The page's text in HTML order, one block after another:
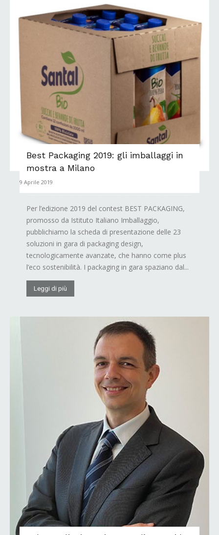
Best Packaging 2019: gli imballaggi in
mostra a Milano
9 Aprile 2019
Per l’edizione 2019 del contest BEST PACKAGING,
promosso da Istituto Italiano Imballaggio,
pubblichiamo la scheda di presentazione delle 23
soluzioni in gara di packaging design,
tecnologicamente avanzate, che hanno come plus
l’eco sostenibilità. I packaging in gara spaziano dal...
Leggi di più